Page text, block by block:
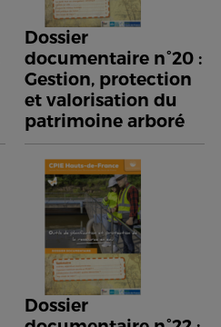
Dossier
documentaire n°20 :
Gestion, protection
et valorisation du
patrimoine arboré
Dossier